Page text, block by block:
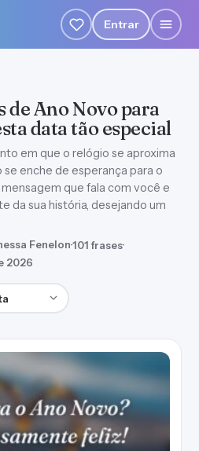
Entrar
de Ano Novo para
data tão especial
em que o relógio se aproxima
enche de esperança para o
que fala com você e
da sua história, desejando um
Fenelon·101 frases·
2026